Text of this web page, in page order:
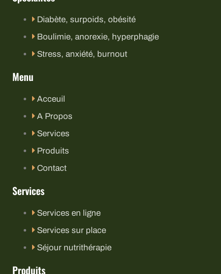
Diabète, surpoids, obésité
Boulimie, anorexie, hyperphagie
Stress, anxiété, burnout
Menu
Acceuil
A Propos
Services
Produits
Contact
Services
Services en ligne
Services sur place
Séjour nutrithérapie
Produits